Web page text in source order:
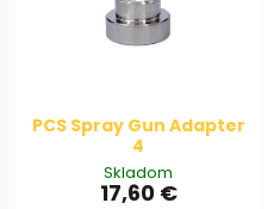
PCS Spray Gun Adapter
4
Skladom
17,60 €